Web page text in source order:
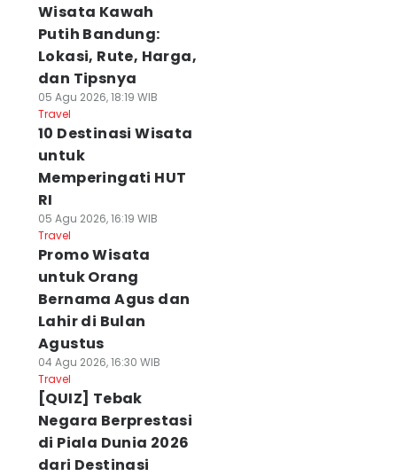
Wisata Kawah
Putih Bandung:
Lokasi, Rute, Harga,
dan Tipsnya
05 Agu 2026, 18:19 WIB
Travel
10 Destinasi Wisata
untuk
Memperingati HUT
RI
05 Agu 2026, 16:19 WIB
Travel
Promo Wisata
untuk Orang
Bernama Agus dan
Lahir di Bulan
Agustus
04 Agu 2026, 16:30 WIB
Travel
[QUIZ] Tebak
Negara Berprestasi
di Piala Dunia 2026
dari Destinasi